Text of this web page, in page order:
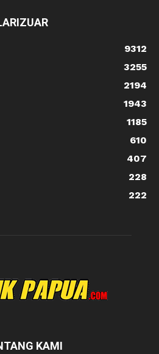
9312
3255
2194
1943
1185
610
407
228
222
KAMI